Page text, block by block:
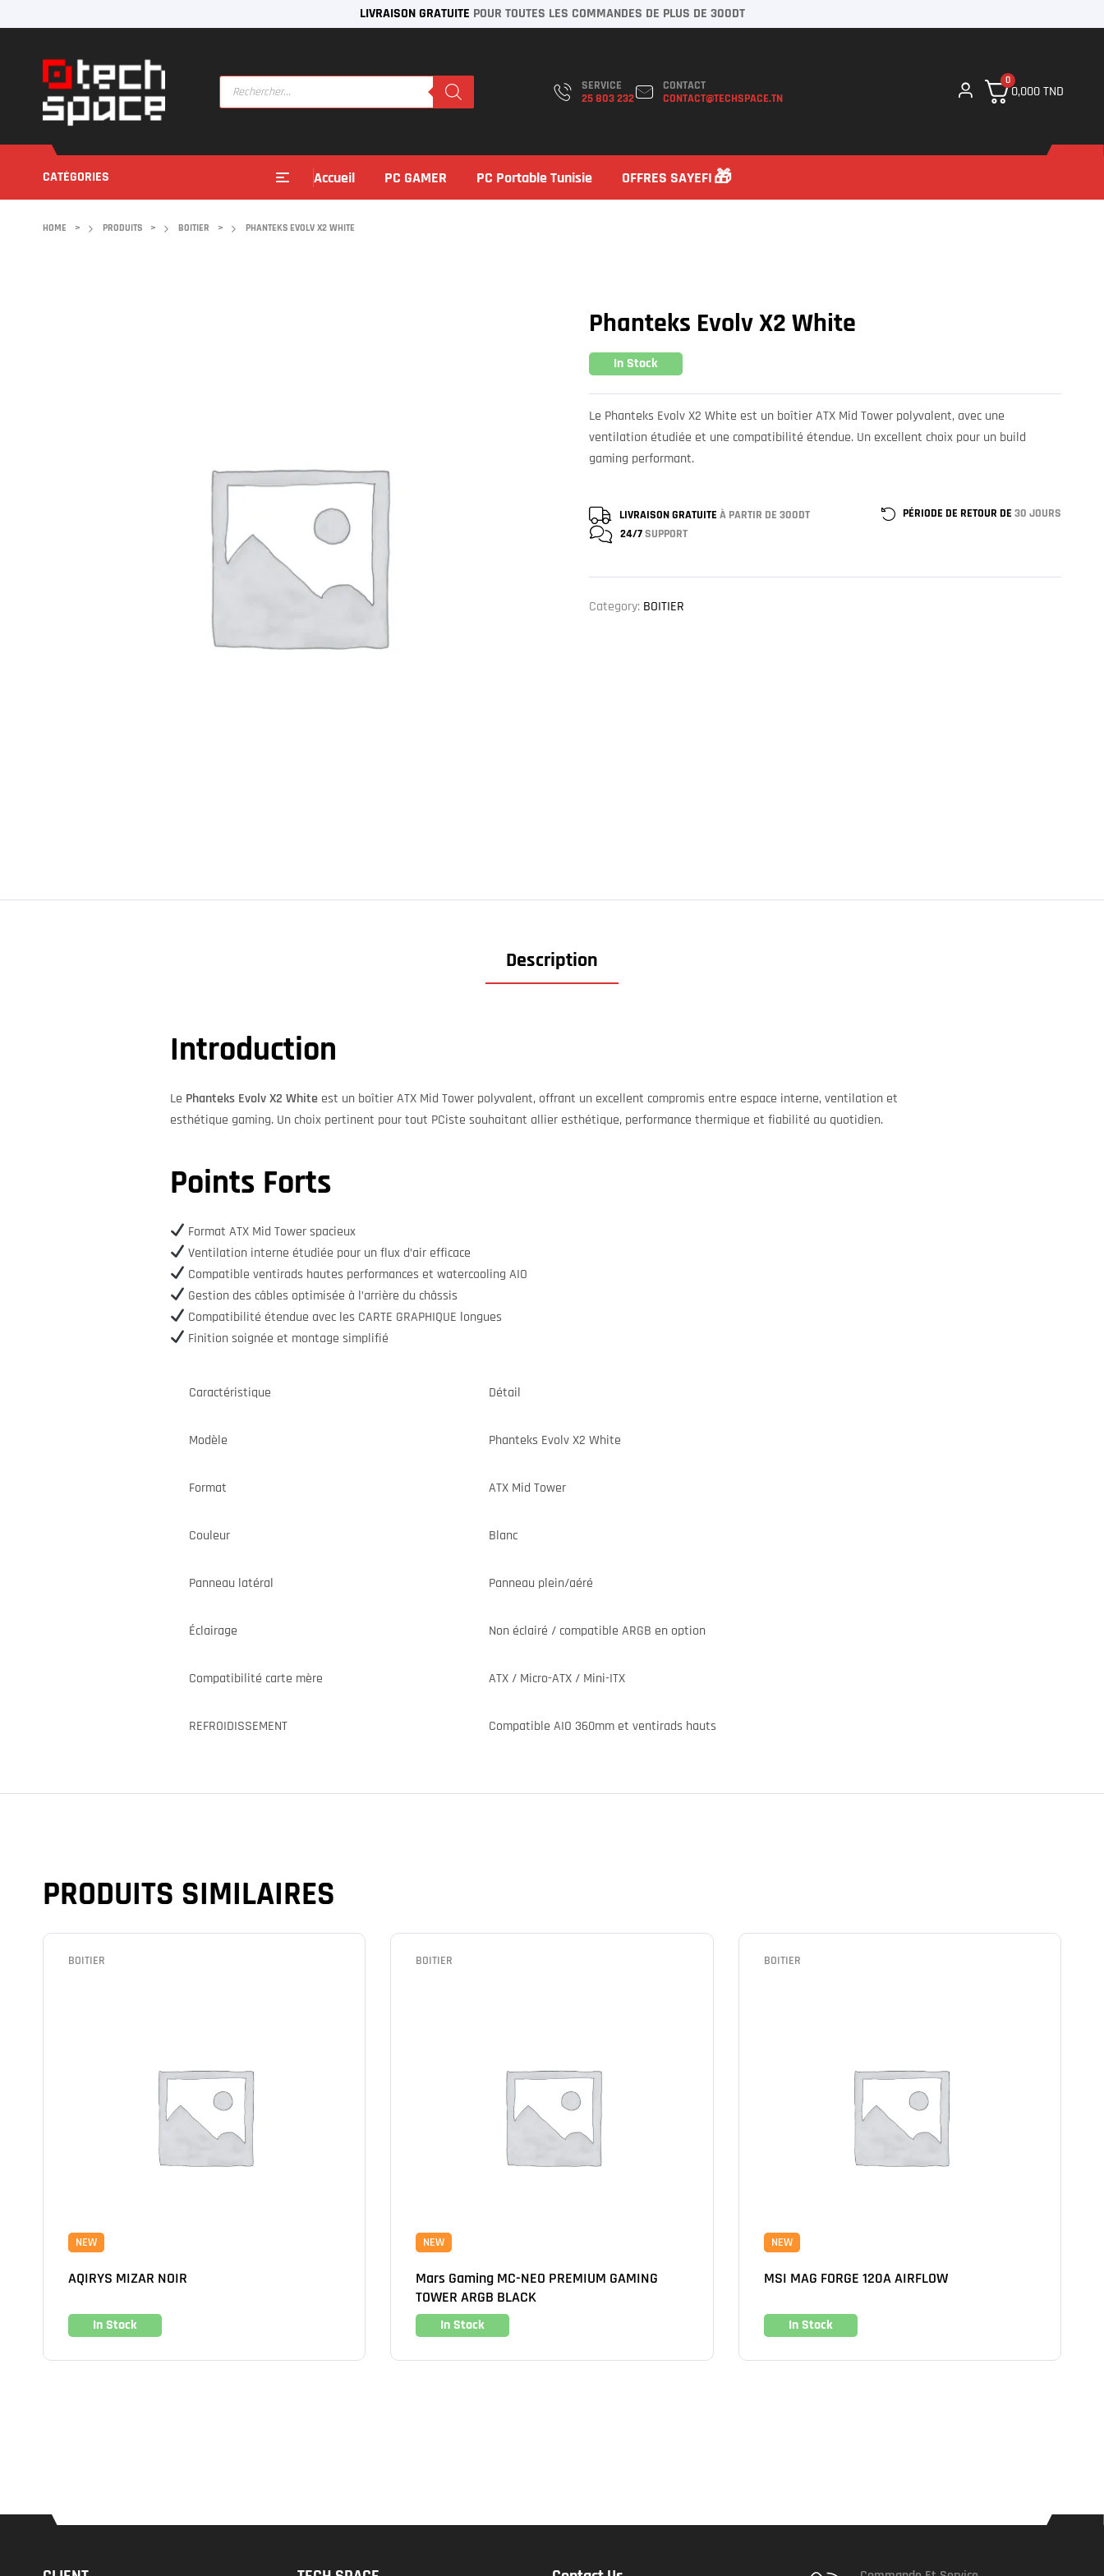
LIVRAISON GRATUITE POUR TOUTES LES COMMANDES DE PLUS DE 300DT
SERVICE
25 803 232
CONTACT
CONTACT@TECHSPACE.TN
0
0,000TND
CATÉGORIES Accueil PC GAMER PC Portable Tunisie OFFRES SAYEFI
HOME > PRODUITS > BOITIER > PHANTEKS EVOLV X2 WHITE
Phanteks Evolv X2 White
In Stock
Le Phanteks Evolv X2 White est un boîtier ATX Mid Tower polyvalent, avec une
ventilation étudiée et une compatibilité étendue. Un excellent choix pour un build
gaming performant.
LIVRAISON GRATUITE À PARTIR DE 300DT PÉRIODE DE RETOUR DE 30 JOURS
24/7SUPPORT
Category: BOITIER
Description
Introduction
Le Phanteks Evolv X2 White est un boîtier ATX Mid Tower polyvalent, offrant un excellent compromis entre espace interne, ventilation et
esthétique gaming. Un choix pertinent pour tout PCiste souhaitant allier esthétique, performance thermique et fiabilité au quotidien.
Points Forts
Format ATX Mid Tower spacieux
Ventilation interne étudiée pour un flux d’air efficace
Compatible ventirads hautes performances et watercooling AIO
Gestion des câbles optimisée à l’arrière du châssis
Compatibilité étendue avec les CARTE GRAPHIQUE longues
Finition soignée et montage simplifié
Caractéristique Détail
Modèle Phanteks Evolv X2 White
Format ATX Mid Tower
Couleur Blanc
Panneau latéral Panneau plein/aéré
Éclairage Non éclairé / compatible ARGB en option
Compatibilité carte mère ATX / Micro-ATX / Mini-ITX
REFROIDISSEMENT Compatible AIO 360mm et ventirads hauts
PRODUITS SIMILAIRES
BOITIER
NEW
AQIRYS MIZAR NOIR
In Stock
BOITIER
NEW
Mars Gaming MC-NEO PREMIUM GAMING
TOWER ARGB BLACK
In Stock
BOITIER
NEW
MSI MAG FORGE 120A AIRFLOW
In Stock